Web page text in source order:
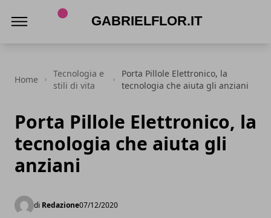
Home
Tecnologia e
stili di vita
Porta Pillole Elettronico, la
tecnologia che aiuta gli anziani
Porta Pillole Elettronico, la
tecnologia che aiuta gli
anziani
di Redazione07/12/2020